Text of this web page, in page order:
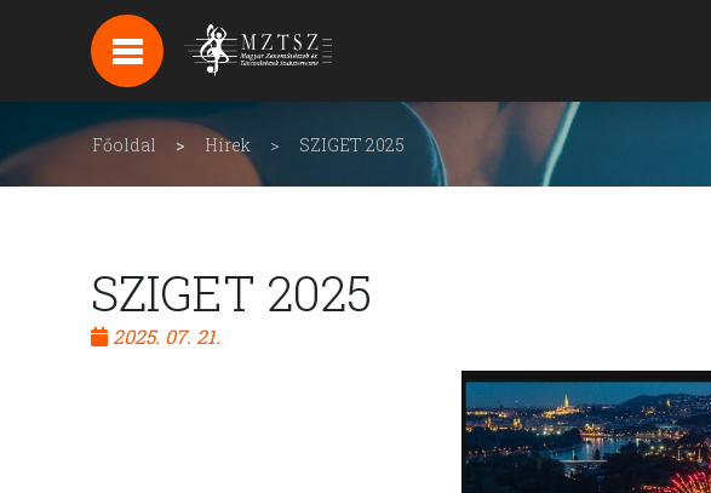
HÍREK
HÍRLEVÉL FELIRATKOZÁS
Főoldal Hírek SZIGET 2025
SZIGET 2025
2025. 07. 21.